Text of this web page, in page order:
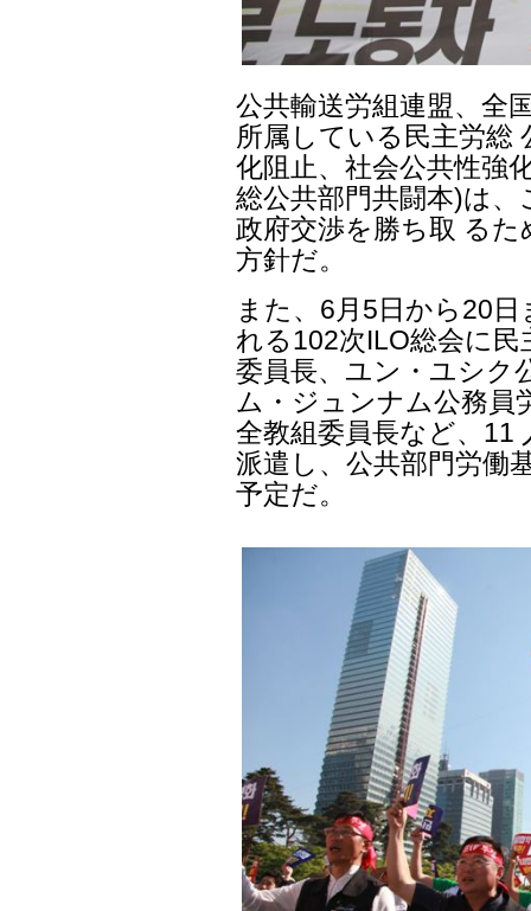
公共輸送労組連盟、全
所属している民主労総
化阻止、社会公共性強
総公共部門共闘本)は
政府交渉を勝ち取 る
方針だ。
また、6月5日から20
れる102次ILO総会に
委員長、ユン・ユシク
ム・ジュンナム公務員
全教組委員長など、11
派遣し、公共部門労働
予定だ。